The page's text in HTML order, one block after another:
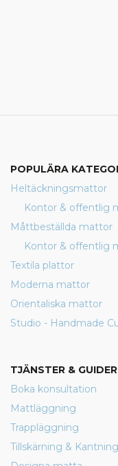
POPULÄRA
Heltäckningsmattor
Kontor & offentlig
Måttbeställda mattor
Kontor & offentlig
Textila plattor
Moderna mattor
Orientaliska mattor
Studio - Handmade
TJÄNSTER & GUIDER
Boka konsultation
Mattläggning
Trappläggning
Tillskärning & Kantning